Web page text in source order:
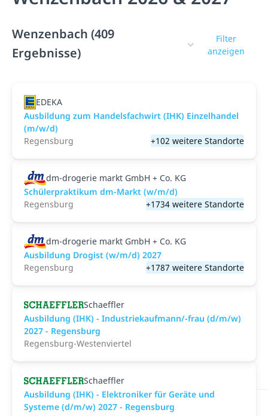
Wenzenbach (409
Ergebnisse)
Filter
anzeigen
EDEKA
Ausbildung zum Handelsfachwirt (IHK) Einzelhandel
(m/w/d)
Regensburg
+102 weitere Standorte
dm-drogerie markt GmbH + Co. KG
Schülerpraktikum dm-Markt (w/m/d)
Regensburg
+1734 weitere Standorte
dm-drogerie markt GmbH + Co. KG
Ausbildung Drogist (w/m/d) 2027
Regensburg
+1787 weitere Standorte
Schaeffler
Ausbildung (IHK) - Industriekaufmann/-frau (d/m/w)
2027 - Regensburg
Regensburg-Westenviertel
Schaeffler
Ausbildung (IHK) - Elektroniker für Geräte und
Systeme (d/m/w) 2027 - Regensburg